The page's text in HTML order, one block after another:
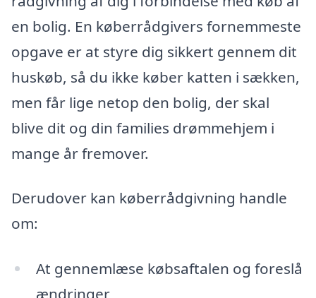
en bolig. En køberrådgivers fornemmeste
opgave er at styre dig sikkert gennem dit
huskøb, så du ikke køber katten i sækken,
men får lige netop den bolig, der skal
blive dit og din families drømmehjem i
mange år fremover.
Derudover kan køberrådgivning handle
om:
At gennemlæse købsaftalen og foreslå
ændringer